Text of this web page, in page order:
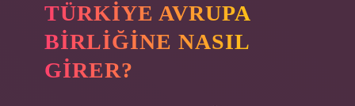
TÜRKIYE AVRUPA
BIRLIĞINE NASIL
GIRER?